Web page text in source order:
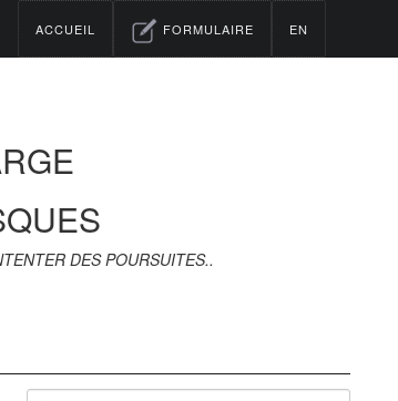
ACCUEIL FORMULAIRE EN
DES POURSUITES..